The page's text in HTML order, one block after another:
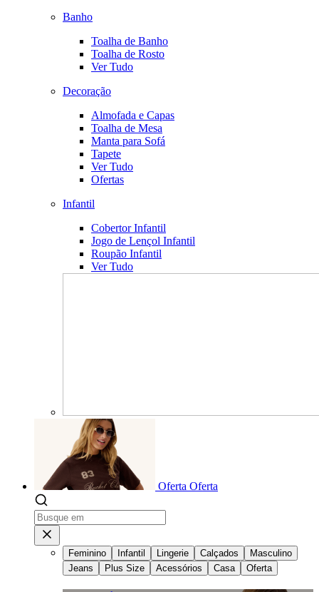
Banho
Toalha de Banho
Toalha de Rosto
Ver Tudo
Decoração
Almofada e Capas
Toalha de Mesa
Manta para Sofá
Tapete
Ver Tudo
Ofertas
Infantil
Cobertor Infantil
Jogo de Lençol Infantil
Roupão Infantil
Ver Tudo
Oferta Oferta
Feminino Infantil Lingerie Calçados
Masculino
Jeans
Plus Size Acessórios Casa Oferta